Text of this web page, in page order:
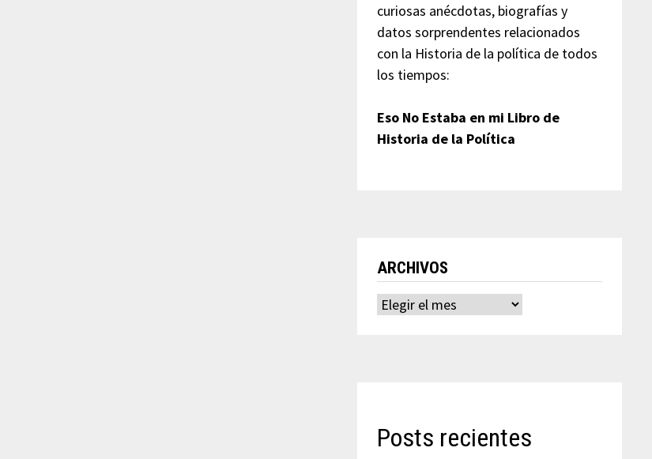
curiosas anécdotas, biografías y
datos sorprendentes relacionados
con la Historia de la política de todos
los tiempos:
Eso No Estaba en mi Libro de
Historia de la Política
ARCHIVOS
Archivos
Posts recientes